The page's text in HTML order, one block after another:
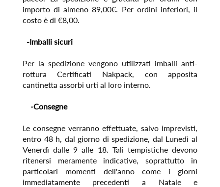
importo di almeno 89,00€. Per ordini inferiori, il
costo è di €8,00.
-Imballi sicuri
Per la spedizione vengono utilizzati imballi anti-
rottura Certificati Nakpack, con apposita
cantinetta assorbi urti al loro interno.
-Consegne
Le consegne verranno effettuate, salvo imprevisti,
entro 48 h, dal giorno di spedizione, dal Lunedì al
Venerdì dalle 9 alle 18. Tali tempistiche devono
ritenersi meramente indicative, soprattutto in
particolari momenti dell'anno come i giorni
immediatamente precedenti a Natale e